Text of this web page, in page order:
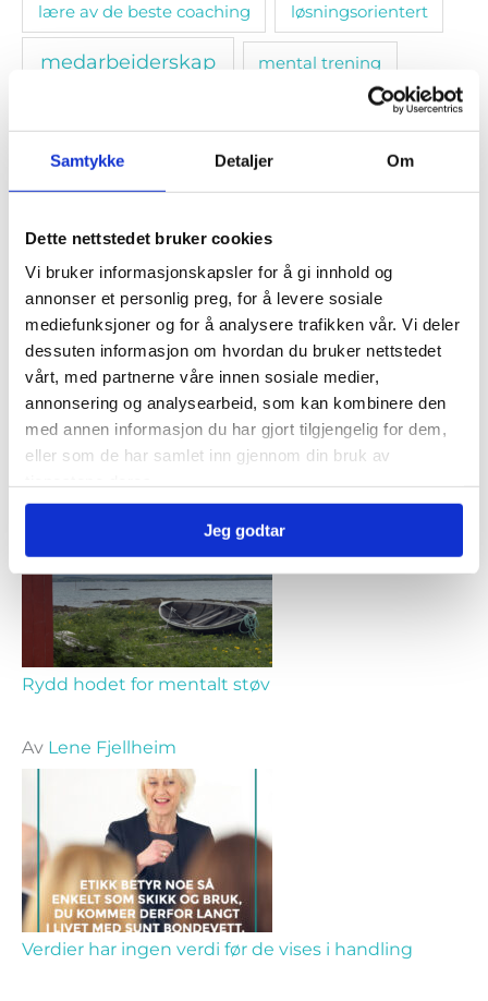
Samtykke Detaljer Om
Dette nettstedet bruker cookies
Vi bruker informasjonskapsler for å gi innhold og
annonser et personlig preg, for å levere sosiale
mediefunksjoner og for å analysere trafikken vår. Vi deler
dessuten informasjon om hvordan du bruker nettstedet
vårt, med partnerne våre innen sosiale medier,
annonsering og analysearbeid, som kan kombinere den
med annen informasjon du har gjort tilgjengelig for dem,
eller som de har samlet inn gjennom din bruk av
Jeg godtar
lære av de beste coaching løsningsorientert
medarbeiderskap mental trening
onlinekurs personlig utvikling
smarte mål sosiale bånd
stressmestring. selvledelse tanketrening
teamledelse trivsel utvikling
Populære artikler
Rydd hodet for mentalt støv
Av Lene Fjellheim
Verdier har ingen verdi før de vises i handling